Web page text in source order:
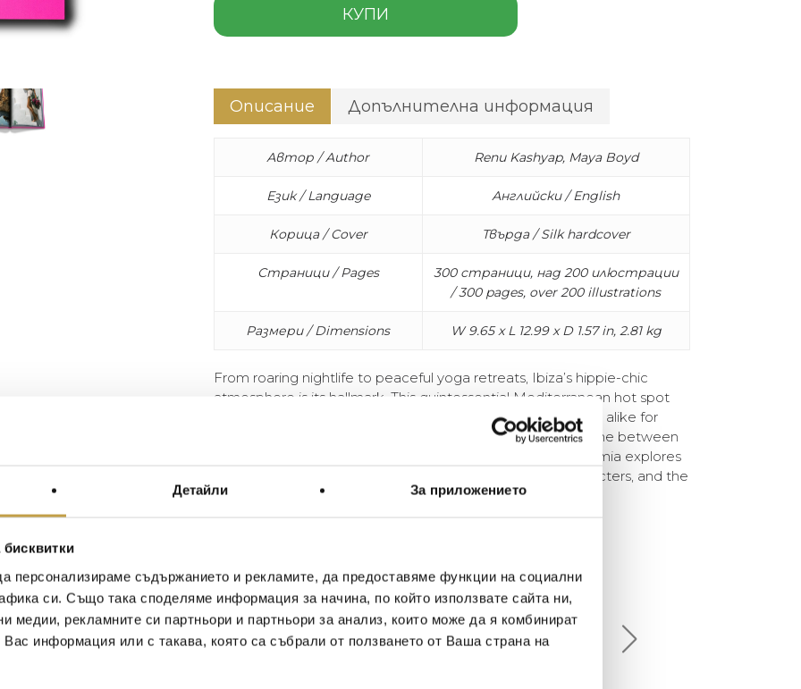
Детайли За приложението
персонализираме съдържанието и рекламите, да предоставяме функции на социални
си. Също така споделяме информация за начина, по който използвате сайта ни,
медии, рекламните си партньори и партньори за анализ, които може да я комбинират
Вас информация или с такава, която са събрали от ползването от Ваша страна на
КУПИ
Описание Допълнителна информация
Автор / Author Renu Kashyap, Maya Boyd
Език / Language Английски / English
Корица / Cover Твърда / Silk hardcover
Страници / Pages
300 страници, над 200 илюстрации
/ 300 pages, over 200 illustrations
Размери / Dimensions W 9.65 x L 12.99 x D 1.57 in, 2.81 kg
From roaring nightlife to peaceful yoga retreats, Ibiza’s hippie-chic
atmosphere is its hallmark. This quintessential Mediterranean hot spot
has served as an escape for artists, creatives, and musicians alike for
decades. It is a place to reinvent oneself, to walk the fine line between
civilization and wilderness, and to discover bliss. Ibiza Bohemia explores
the island’s scenic Balearic cliffs, its legendary cast of characters, and the
archetypal interiors that define its signature style.
Иван Иванов
2020-05-20
Един магазин за красив и
Ивелина Линковска
2018-08-10
Най-доброто място в града
Хареса ми